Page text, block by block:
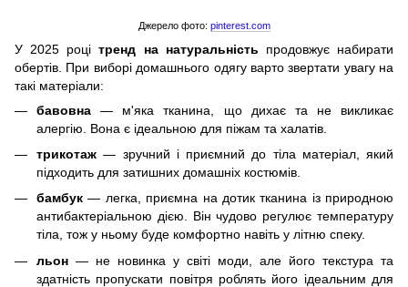
Джерело фото: pinterest.com
У 2025 роцітренд на натуральність продовжує набирати
обертів. При виборі домашнього одягу варто звертати увагу на
такі матеріали:
бавовна— м'яка тканина, що дихає та не викликає
алергію. Вона є ідеальною для піжам та халатів.
трикотаж— зручний і приємний до тіла матеріал, який
підходить для затишних домашніх костюмів.
бамбук— легка, приємна на дотик тканина із природною
антибактеріальною дією. Він чудово регулює температуру
тіла, тож у ньому буде комфортно навіть у літню спеку.
льон — не новинка у світі моди, але його текстура та
здатність пропускати повітря роблять його ідеальним для